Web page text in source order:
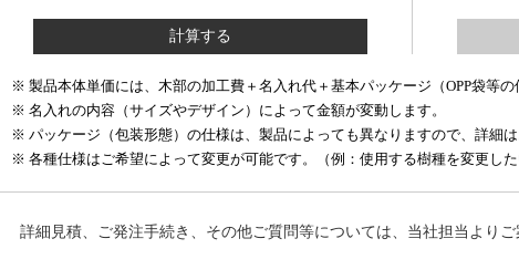
製品本体単価には、木部の加工費＋名入れ代＋基本パッケージ（OPP袋等
名入れの内容（サイズやデザイン）によって金額が変動します。
パッケージ（包装形態）の仕様は、製品によっても異なりますので、詳細は
各種仕様はご希望によって変更が可能です。（例：使用する樹種を変更し
詳細見積、ご発注手続き、その他ご質問等については、当社担当より